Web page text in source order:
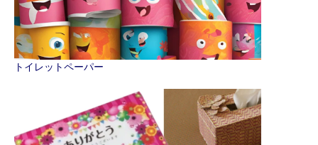
トイレットペーパー